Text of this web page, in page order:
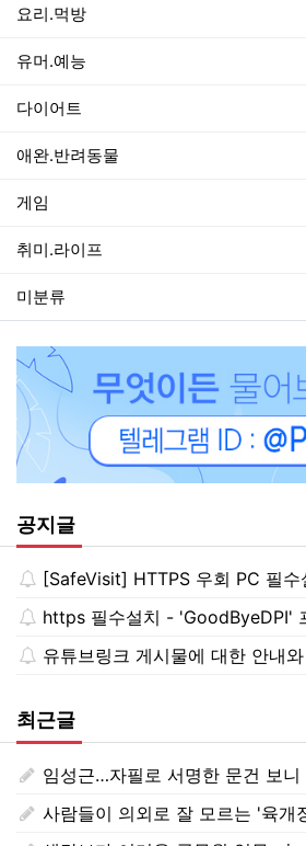
요리.먹방
유머.예능
다이어트
애완.반려동물
게임
취미.라이프
미분류
공지글
[SafeVisit] HTTPS 우회 PC 필수설치!, 모
https 필수설치 - 'GoodByeDPI' 프로그
유튜브링크 게시물에 대한 안내와 삭
최근글
임성근…자필로 서명한 문건 보니
사람들이 의외로 잘 모르는 '육개